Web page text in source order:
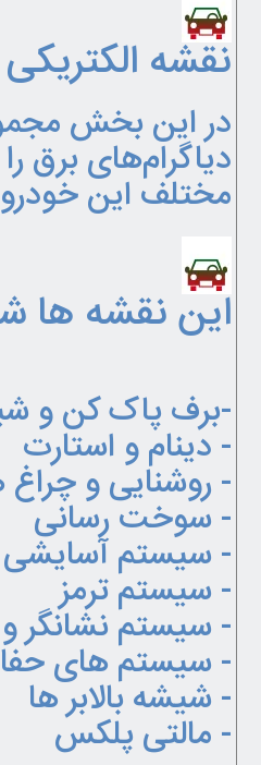
نقشه
در این بخش
دیاگرام‌های برق
مختلف این خودرو
این نقشه ها
-برف پاک کن و
- دینام و استارت
- روشنایی و چراغ
- سوخت رسانی
- سیستم آسایشی
- سیستم ترمز
- سیستم نشانگر
- سیستم های
- شیشه بالابر ها
- مالتی پلکس